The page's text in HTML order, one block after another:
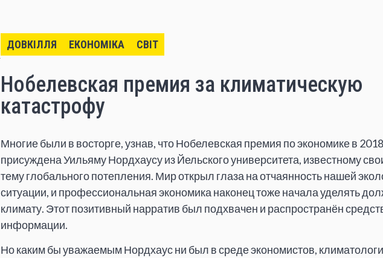
ДОВКІЛЛЯ ЕКОНОМІКА СВІТ
Нобелевская премия за климатическую
катастрофу
Многие были в восторге, узнав, что Нобелевская премия по экономике в
присуждена Уильяму Нордхаусу из Йельского университета, известному
тему глобального потепления. Мир открыл глаза на отчаянность нашей
ситуации, и профессиональная экономика наконец тоже начала уделять
климату. Этот позитивный нарратив был подхвачен и распространён
информации.
Но каким бы уважаемым Нордхаус ни был в среде экономистов, климатологи